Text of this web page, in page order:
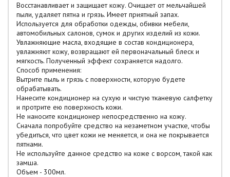
Восстанавливает и защищает кожу. Очищает от мельчайшей
пыли, удаляет пятна и грязь. Имеет приятный запах.
Используется для обработки одежды, обивки мебели,
автомобильных салонов, сумок и других изделий из кожи.
Увлажняющие масла, входящие в состав кондиционера,
увлажняют кожу, возвращают ей первоначальный блеск и
мягкость. Полученный эффект сохраняется надолго.
Способ применения:
Вытрите пыль и грязь с поверхности, которую будете
обрабатывать.
Нанесите кондиционер на сухую и чистую тканевую салфетку
и протрите ею поверхность кожи.
Не наносите кондиционер непосредственно на кожу.
Сначала попробуйте средство на незаметном участке, чтобы
убедиться, что цвет кожи не меняется, и она не покрывается
пятнами.
Не используйте данное средство на коже с ворсом, такой как
замша.
Объем - 300мл.